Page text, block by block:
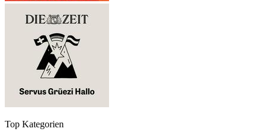
Top Kategorien